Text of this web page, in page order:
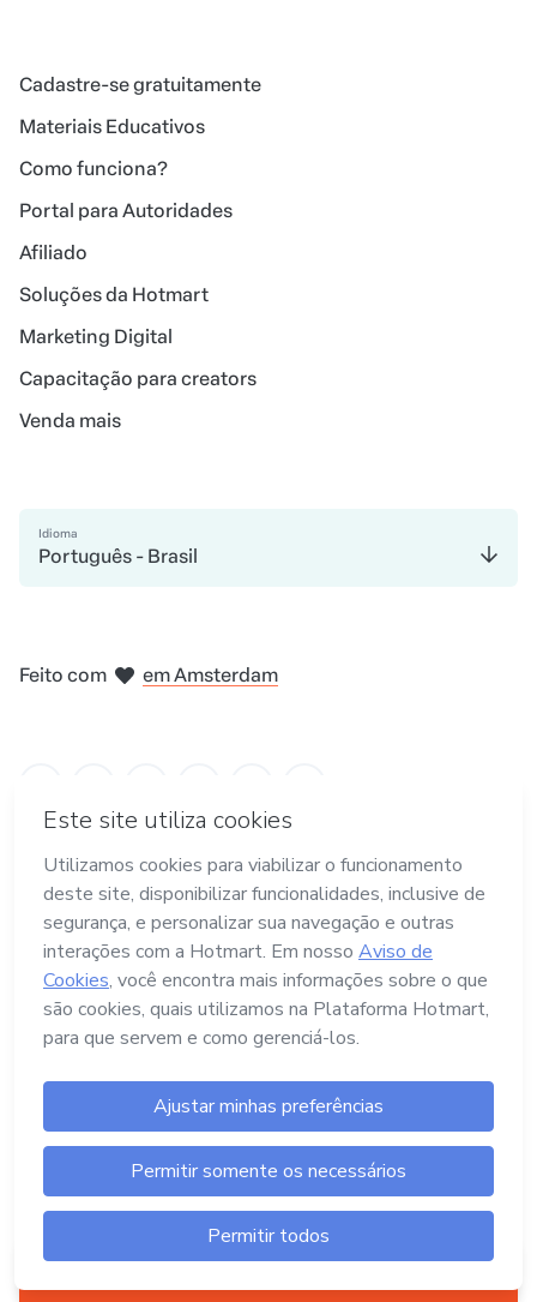
Cadastre-se gratuitamente
Materiais Educativos
Como funciona?
Portal para Autoridades
Afiliado
Soluções da Hotmart
Marketing Digital
Capacitação para creators
Venda mais
Idioma
Português - Brasil
Feito com
Termos e Políticas
Hotmart — 2011- 2026 © Todos os direitos
reservados
Launch Pad Tecnologia, Serviços e Pagamentos
CNPJ nº. 13.427.325/0001-05
Endereço: Avenida Assis Chateaubriand, nº
499, Bairro Floresta, Belo Horizonte -MG, CEP
nº 30.150-101
Central de Ajuda
primeiro produto digital!
Aperte aquipra criar um produto digital